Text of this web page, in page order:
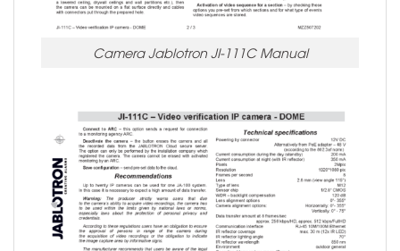
Camera Jablotron JI-111C Manual